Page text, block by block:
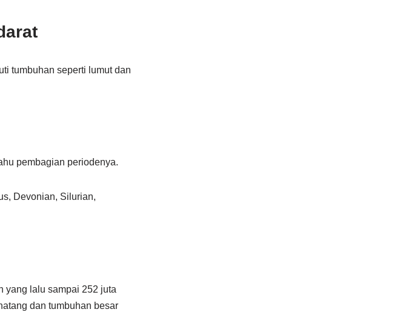
tumbuhan seperti lumut dan
pembagian periodenya.
Devonian, Silurian,
yang lalu sampai 252 juta
dan tumbuhan besar